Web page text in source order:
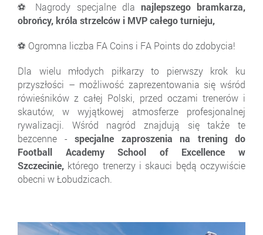
⚽ Nagrody specjalne dla najlepszego bramkarza,
obrońcy, króla strzelców i MVP całego turnieju,
⚽ Ogromna liczba FA Coins i FA Points do zdobycia!
Dla wielu młodych piłkarzy to pierwszy krok ku
przyszłości – możliwość zaprezentowania się wśród
rówieśników z całej Polski, przed oczami trenerów i
skautów, w wyjątkowej atmosferze profesjonalnej
rywalizacji. Wśród nagród znajdują się także te
bezcenne - specjalne zaproszenia na trening do
Football Academy School of Excellence w
Szczecinie, którego trenerzy i skauci będą oczywiście
obecni w Łobudzicach.